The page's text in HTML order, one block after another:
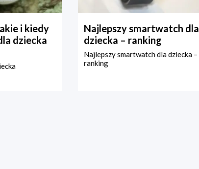
i kiedy
dziecka
Najlepszy smartwatch dla
dziecka – ranking
Najlepszy smartwatch dla dziecka –
ranking